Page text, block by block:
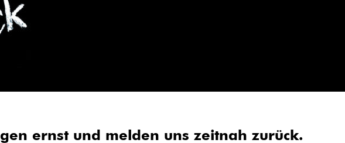
ernst und melden uns zeitnah zurück.